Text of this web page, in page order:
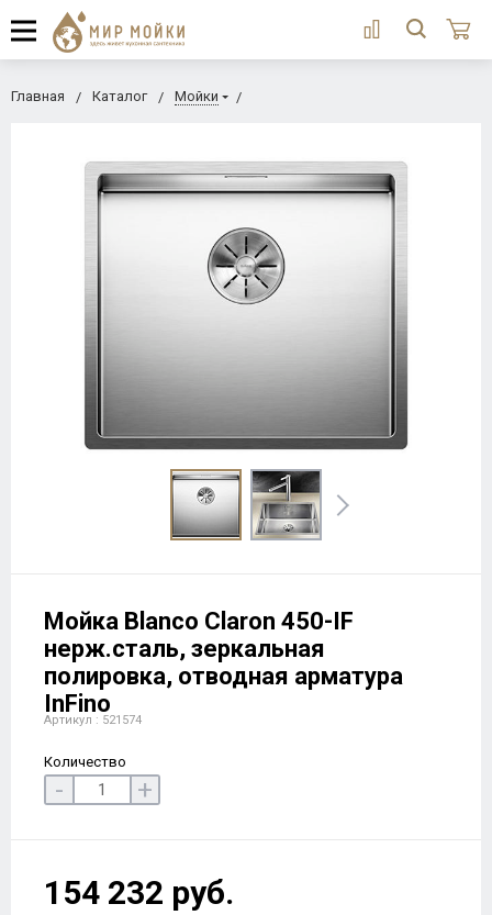
Главная Каталог Мойки
Мойка Blanco Claron 450-IF
нерж.сталь, зеркальная
полировка, отводная арматура
InFino
Артикул : 521574
Количество
- +
154 232 руб.